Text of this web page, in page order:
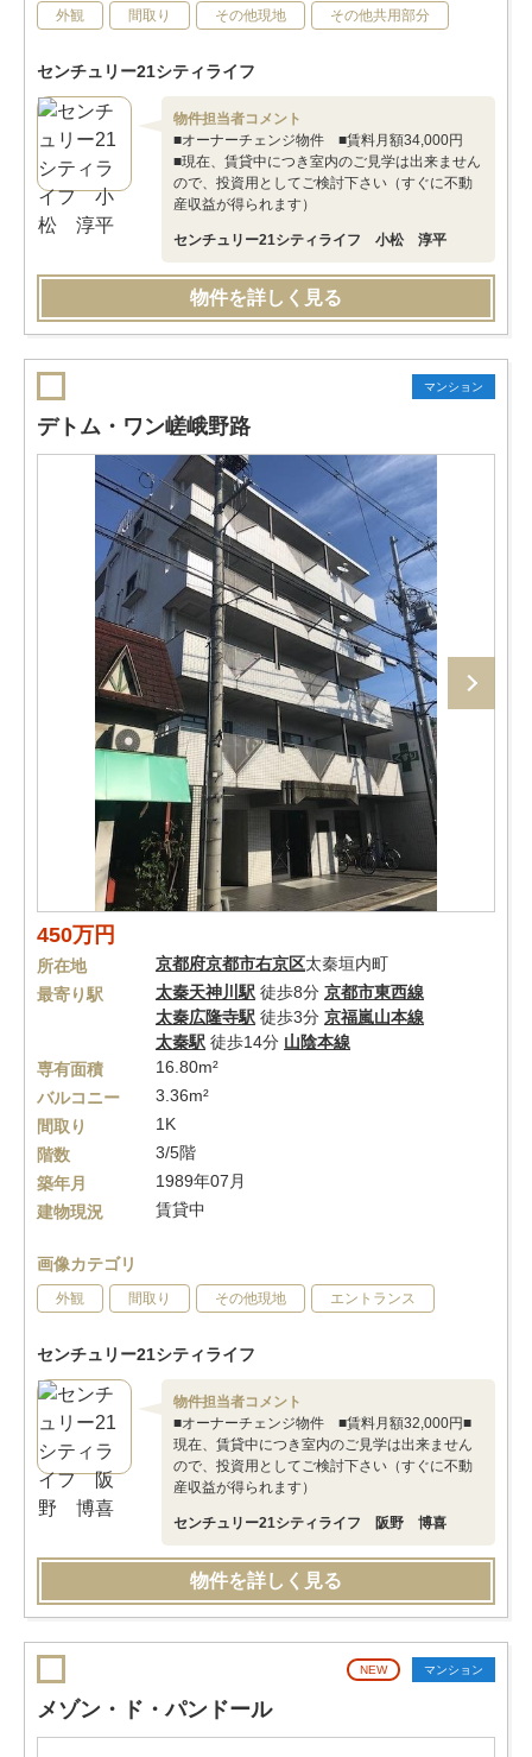
外観 間取り その他現地 その他共用部分
センチュリー21シティライフ
物件担当者コメント
■オーナーチェンジ物件 ■賃料月額34,000円
■現在、賃貸中につき室内のご見学は出来ません
ので、投資用としてご検討下さい（すぐに不動
産収益が得られます）
センチュリー21シティライフ 小松 淳平
物件を詳しく見る
マンション
デトム・ワン嵯峨野路
450万円
所在地 京都府京都市右京区太秦垣内町
最寄り駅
太秦天神川駅 徒歩8分 京都市東西線
太秦広隆寺駅 徒歩3分 京福嵐山本線
太秦駅 徒歩14分 山陰本線
専有面積
16.80m²
バルコニー
3.36m²
間取り
1K
階数
3/5階
築年月
1989年07月
建物現況
賃貸中
画像カテゴリ
外観 間取り その他現地 エントランス
センチュリー21シティライフ
物件担当者コメント
■オーナーチェンジ物件 ■賃料月額32,000円■
現在、賃貸中につき室内のご見学は出来ません
ので、投資用としてご検討下さい（すぐに不動
産収益が得られます）
センチュリー21シティライフ 阪野 博喜
物件を詳しく見る
NEW マンション
メゾン・ド・パンドール